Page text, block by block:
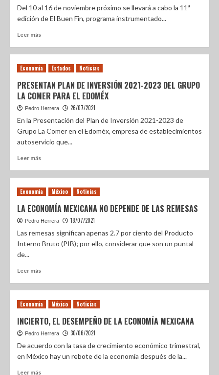
Del 10 al 16 de noviembre próximo se llevará a cabo la 11ª
edición de El Buen Fin, programa instrumentado...
Leer más
Economia Estados Noticias
PRESENTAN PLAN DE INVERSIÓN 2021-2023 DEL GRUPO
LA COMER PARA EL EDOMÉX
Pedro Herrera 26/07/2021
En la Presentación del Plan de Inversión 2021-2023 de
Grupo La Comer en el Edoméx, empresa de establecimientos
autoservicio que...
Leer más
Economia México Noticias
LA ECONOMÍA MEXICANA NO DEPENDE DE LAS REMESAS
Pedro Herrera 18/07/2021
Las remesas significan apenas 2.7 por ciento del Producto
Interno Bruto (PIB); por ello, considerar que son un puntal
de...
Leer más
Economia México Noticias
INCIERTO, EL DESEMPEÑO DE LA ECONOMÍA MEXICANA
Pedro Herrera 30/06/2021
De acuerdo con la tasa de crecimiento económico trimestral,
en México hay un rebote de la economía después de la...
Leer más